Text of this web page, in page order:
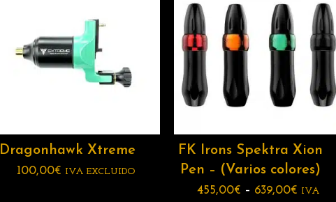
Dragonhawk Xtreme
100,00€ IVA EXCLUIDO
FK Irons Spektra Xion
Pen – (Varios colores)
455,00€ – 639,00€ IVA